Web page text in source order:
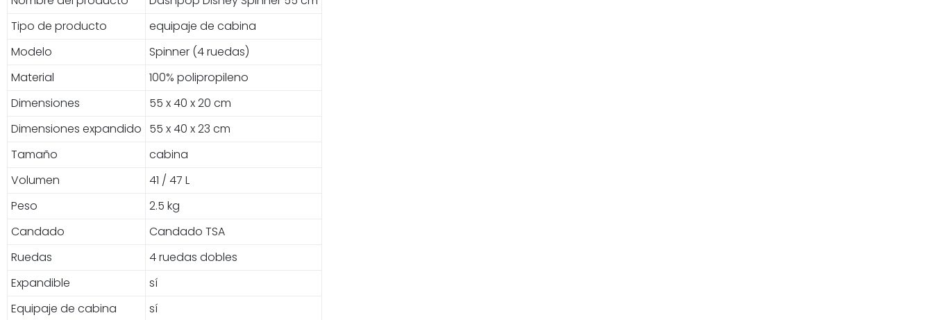
Tipo de producto
equipaje de cabina
Modelo
Spinner (4 ruedas)
Material
100% polipropileno
Dimensiones
55 x 40 x 20 cm
Dimensiones expandido 55 x 40 x 23 cm
Tamaño
cabina
Volumen
41 / 47 L
Peso
2.5 kg
Candado
Candado TSA
Ruedas
4 ruedas dobles
Expandible
sí
Equipaje de cabina
sí